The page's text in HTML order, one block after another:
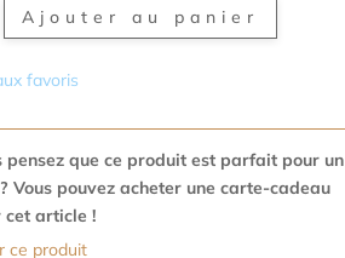
Ajouter au panier
favoris
pensez que ce produit est parfait pour un
Vous pouvez acheter une carte-cadeau
cet article !
ce produit